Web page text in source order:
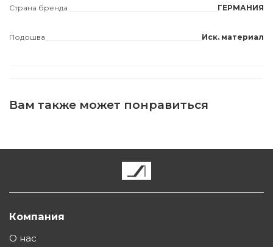
Страна бренда ГЕРМАНИЯ
Подошва Иск. материал
Вам также может понравиться
Компания
О нас